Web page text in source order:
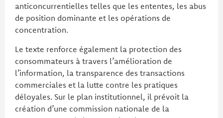
anticoncurrentielles telles que les ententes, les abus
de position dominante et les opérations de
concentration.
Le texte renforce également la protection des
consommateurs à travers l’amélioration de
l’information, la transparence des transactions
commerciales et la lutte contre les pratiques
déloyales. Sur le plan institutionnel, il prévoit la
création d’une commission nationale de la